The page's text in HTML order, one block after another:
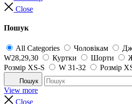
Close
Пошук
All Categories Чоловікам
W28,29,30
Куртки Шорти
Розмір XS-S
W 31-32 Розмір
Пошук
View more
Close